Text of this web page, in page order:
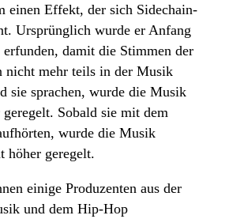
einen Effekt, der sich Sidechain-
Ursprünglich wurde er Anfang
erfunden, damit die Stimmen der
nicht mehr teils in der Musik
sie sprachen, wurde die Musik
Sobald sie mit dem
wurde die Musik
höher geregelt.
einige Produzenten aus der
und dem Hip-Hop